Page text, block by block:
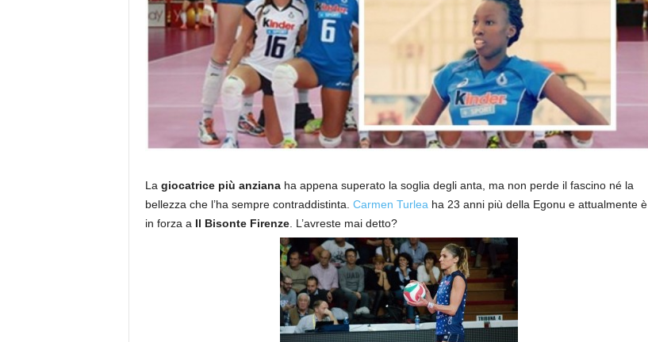
La giocatrice più anzianaha appena superato la soglia degli anta, ma non perde il fascino né la
bellezza che l’ha sempre contraddistinta. Carmen Turleaha 23 anni più della Egonu e attualmente è
in forza a Il Bisonte Firenze. L’avreste mai detto?